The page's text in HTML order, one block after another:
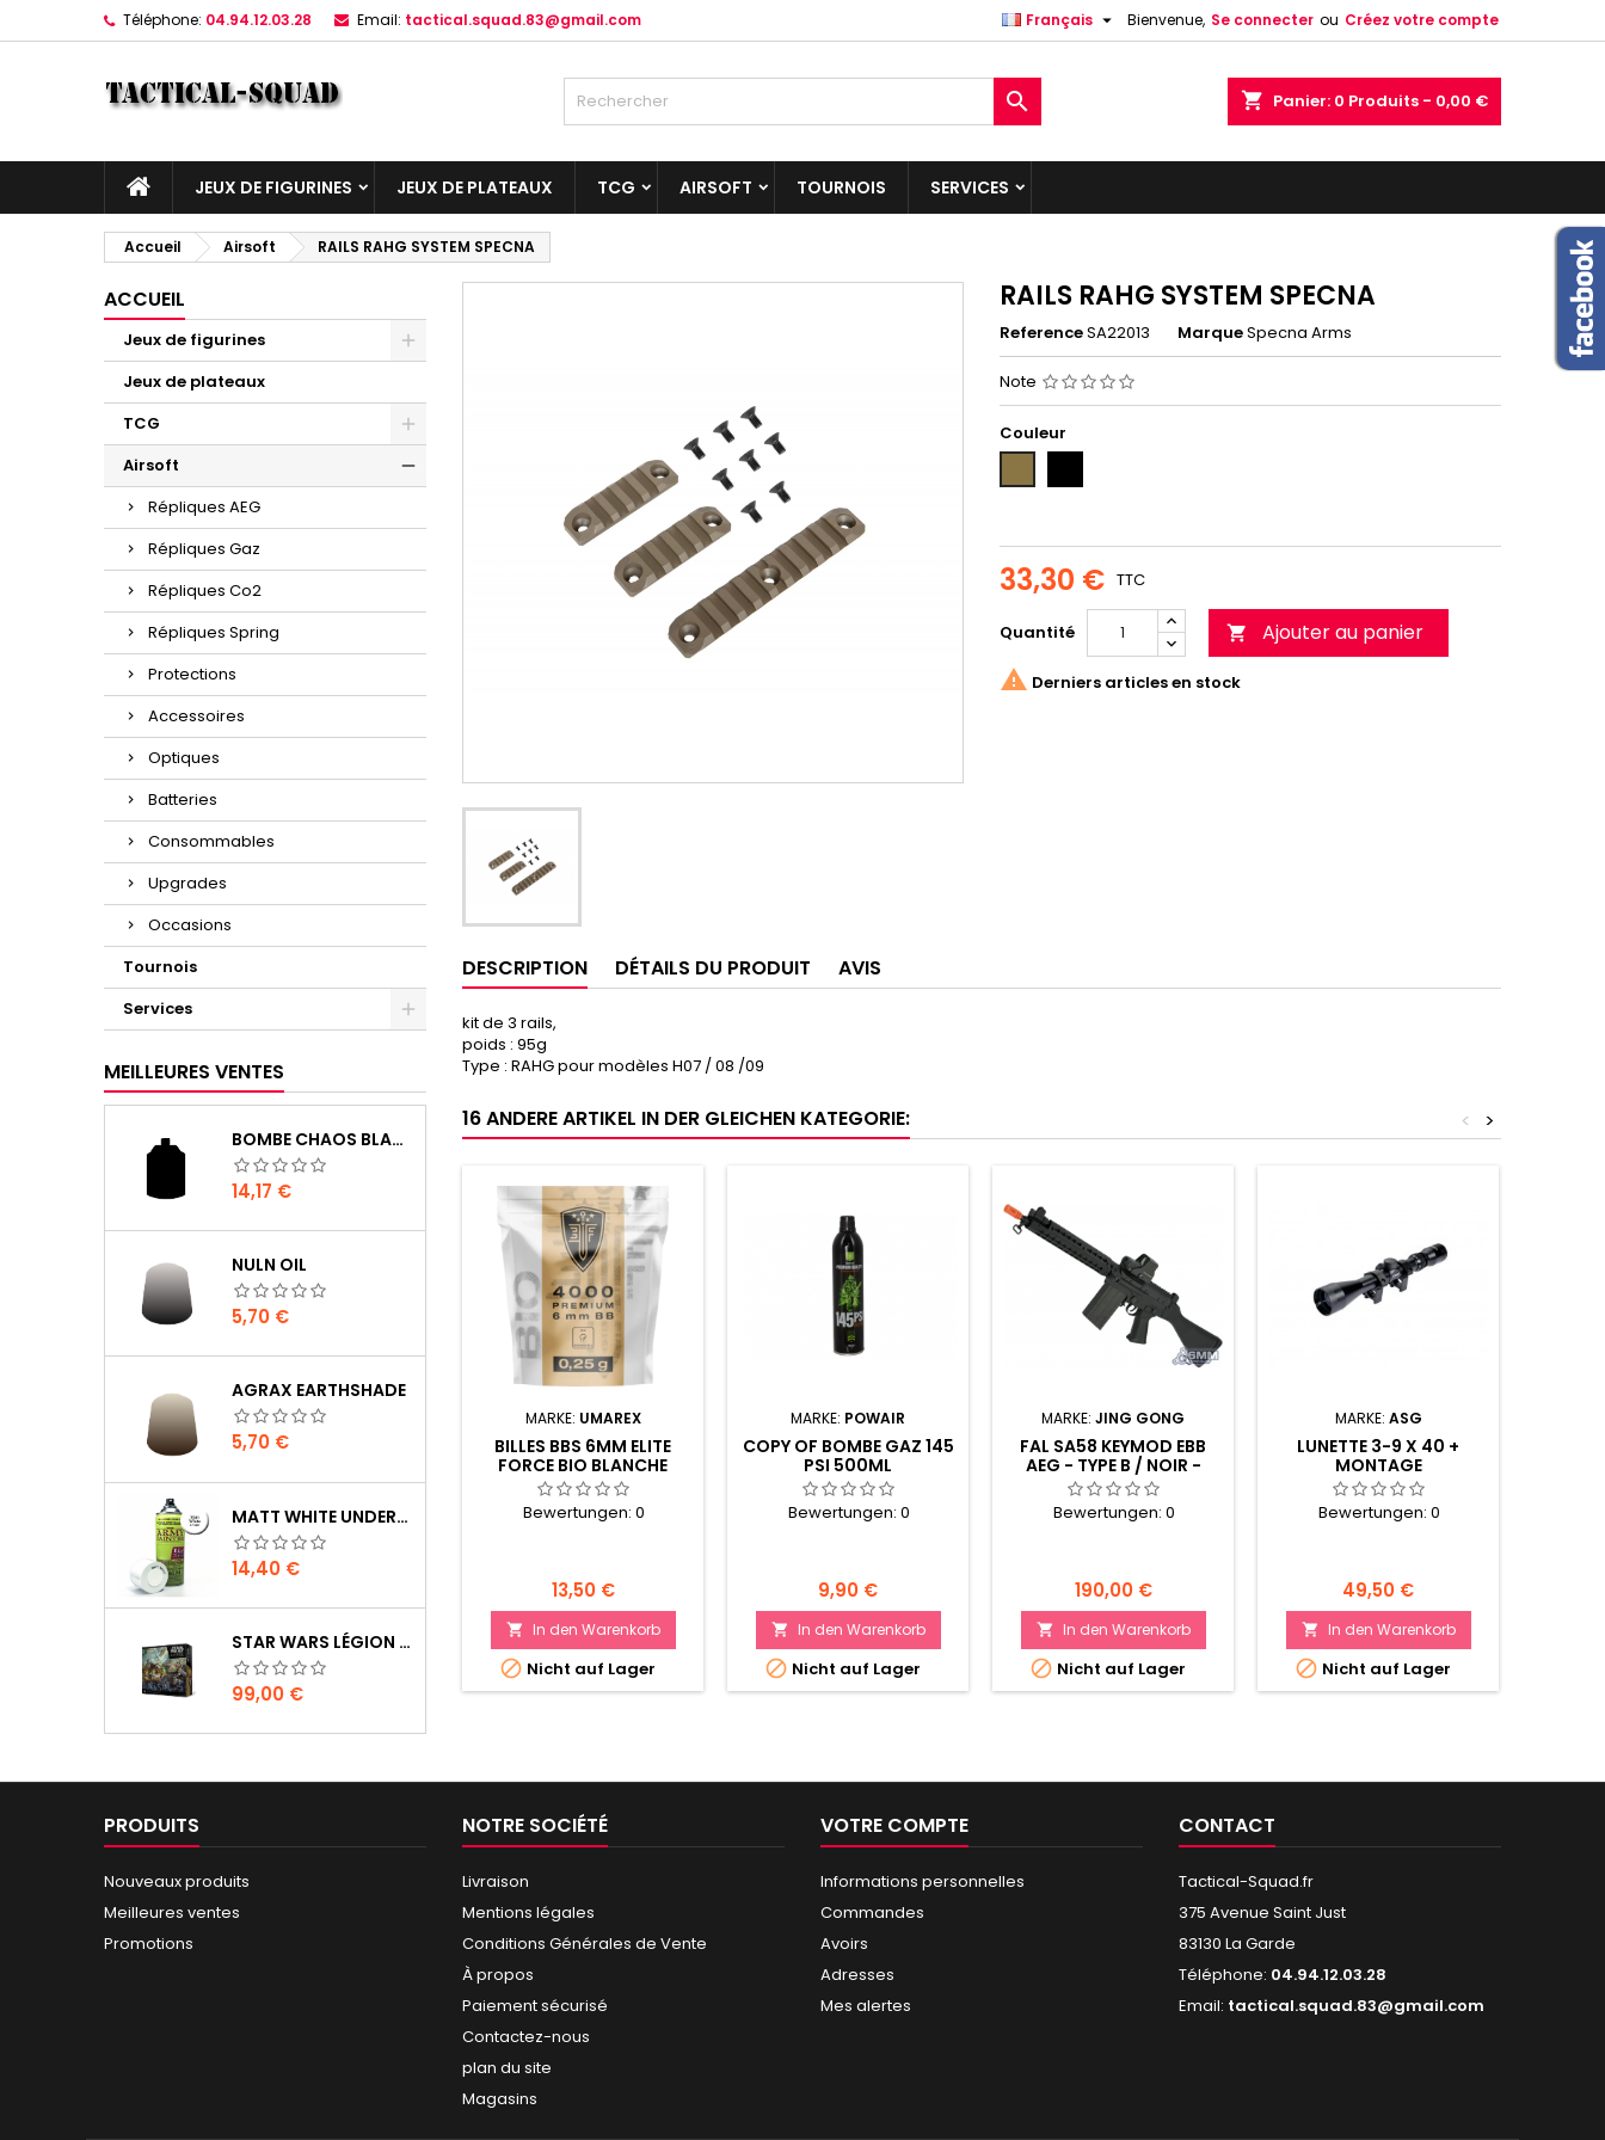
Téléphone: 04.94.12.03.28 Email: tactical.squad.83@gmail.com Bienvenue, Se connecter ou Créez votre compte
Français 
shopping_cart Panier: 0 Produits - 0,00 €

JEUX DE FIGURINES JEUX DE PLATEAUX TCG AIRSOFT TOURNOIS SERVICES
Accueil Airsoft RAILS RAHG SYSTEM SPECNA
ACCUEIL
Jeux de figurines
Jeux de plateaux
TCG
Airsoft
Répliques AEG
Répliques Gaz
Répliques Co2
Répliques Spring
Protections
Accessoires
Optiques
Batteries
Consommables
Upgrades
Occasions
Tournois
Services
MEILLEURES VENTES
BOMBE CHAOS BLACK
Prix
14,17 €
NULN OIL
Prix
5,70 €
AGRAX EARTHSHADE
Prix
5,70 €
MATT WHITE UNDERCOAT
Prix
14,40 €
STAR WARS LÉGION : BOÎTE DE BASE CLONE WARS
Prix
99,00 €
RAILS RAHG SYSTEM SPECNA
ReferenceSA22013 MarqueSpecna Arms
Note
Couleur
33,30 € TTC
Quantité  Ajouter au panier
 Derniers articles en stock
DESCRIPTION DÉTAILS DU PRODUIT AVIS
kit de 3 rails,
poids : 95g
Type : RAHG pour modèles H07 / 08 /09
16 ANDERE ARTIKEL IN DER GLEICHEN KATEGORIE: >
<
MARKE: UMAREX
BILLES BBS 6MM ELITE
FORCE BIO BLANCHE
0.25G SACHET X4000
Bewertungen: 0
Preis
13,50 €
 In den Warenkorb
 Nicht auf Lager
MARKE: POWAIR
COPY OF BOMBE GAZ 145
PSI 500ML
Bewertungen: 0
Preis
9,90 €
 In den Warenkorb
 Nicht auf Lager
MARKE: JING GONG
FAL SA58 KEYMOD EBB
AEG - TYPE B / NOIR -
6MMPROSHOP / JING
GONG
Bewertungen: 0
Preis
190,00 €
 In den Warenkorb
 Nicht auf Lager
MARKE: ASG
LUNETTE 3-9 X 40 +
MONTAGE
Bewertungen: 0
Preis
49,50 €
 In den Warenkorb
 Nicht auf Lager
PRODUITS
Nouveaux produits
Meilleures ventes
Promotions
NOTRE SOCIÉTÉ
Livraison
Mentions légales
Conditions Générales de Vente
À propos
Paiement sécurisé
Contactez-nous
plan du site
Magasins
VOTRE COMPTE
Informations personnelles
Commandes
Avoirs
Adresses
Mes alertes
CONTACT
Tactical-Squad.fr
375 Avenue Saint Just
83130 La Garde
Téléphone: 04.94.12.03.28
Email: tactical.squad.83@gmail.com